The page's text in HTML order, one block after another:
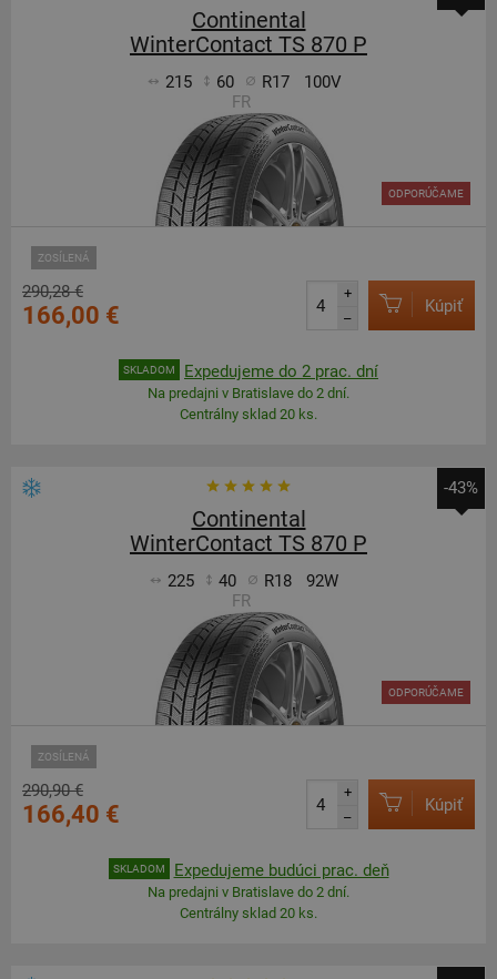
Continental
WinterContact TS 870 P
215 60 R17
100V
FR
ZOSÍLENÁ
ODPORÚČAME
290,28 €
166,00 €
+
–
Kúpiť
SKLADOM Expedujeme do 2 prac. dní
Na predajni v Bratislave do 2 dní.
Centrálny sklad 20 ks.
-43%
Continental
WinterContact TS 870 P
225 40 R18
92W
FR
ZOSÍLENÁ
ODPORÚČAME
290,90 €
166,40 €
+
–
Kúpiť
SKLADOM Expedujeme budúci prac. deň
Na predajni v Bratislave do 2 dní.
Centrálny sklad 20 ks.